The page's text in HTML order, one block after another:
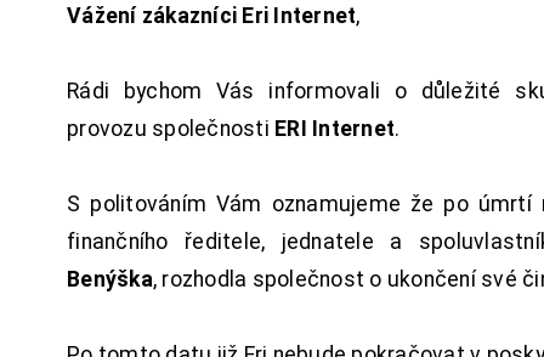
Vážení zákazníci Eri Internet,
Rádi bychom Vás informovali o důležité
provozu společnosti ERI Internet.
S politováním Vám oznamujeme že po úmrtí
finančního ředitele, jednatele a
Benýška, rozhodla společnost o ukončení své